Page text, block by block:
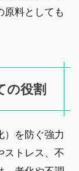
原料としても
の役割
）を防ぐ強力
ストレス、不